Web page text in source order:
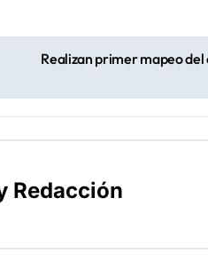
Realizan primer mapeo
Redacción